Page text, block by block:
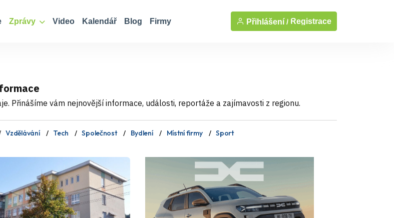
Zprávy Video Kalendář Blog Firmy Přihlášení / Registrace
Přinášíme vám nejnovější informace, události, reportáže a zajímavosti z regionu.
Vzdělávání Tech Společnost Bydlení Místní firmy Sport